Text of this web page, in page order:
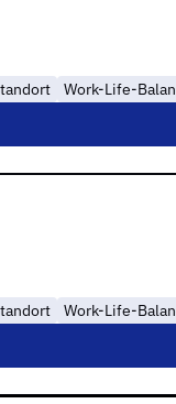
Work-Life-
Work-Life-